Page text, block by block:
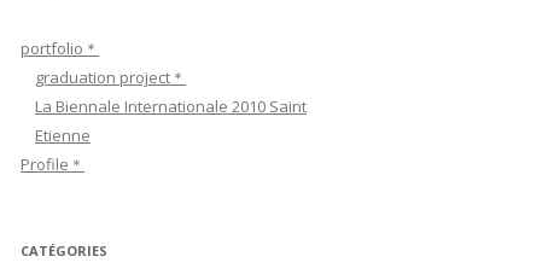
r
portfolio＊
graduation project＊
La Biennale Internationale 2010 Saint
Etienne
Profile＊
CATÉGORIES